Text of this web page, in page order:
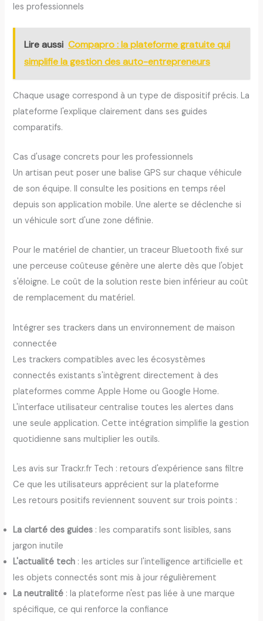
les professionnels
Lire aussi Compapro : la plateforme gratuite qui
simplifie la gestion des auto-entrepreneurs
Chaque usage correspond à un type de dispositif précis. La
plateforme l'explique clairement dans ses guides
comparatifs.
Cas d'usage concrets pour les professionnels
Un artisan peut poser une balise GPS sur chaque véhicule
de son équipe. Il consulte les positions en temps réel
depuis son application mobile. Une alerte se déclenche si
un véhicule sort d'une zone définie.
Pour le matériel de chantier, un traceur Bluetooth fixé sur
une perceuse coûteuse génère une alerte dès que l'objet
s'éloigne. Le coût de la solution reste bien inférieur au coût
de remplacement du matériel.
Intégrer ses trackers dans un environnement de maison
connectée
Les trackers compatibles avec les écosystèmes
connectés existants s'intègrent directement à des
plateformes comme Apple Home ou Google Home.
L'interface utilisateur centralise toutes les alertes dans
une seule application. Cette intégration simplifie la gestion
quotidienne sans multiplier les outils.
Les avis sur Trackr.fr Tech : retours d'expérience sans filtre
Ce que les utilisateurs apprécient sur la plateforme
Les retours positifs reviennent souvent sur trois points :
La clarté des guides : les comparatifs sont lisibles, sans
jargon inutile
L'actualité tech : les articles sur l'intelligence artificielle et
les objets connectés sont mis à jour régulièrement
La neutralité : la plateforme n'est pas liée à une marque
spécifique, ce qui renforce la confiance